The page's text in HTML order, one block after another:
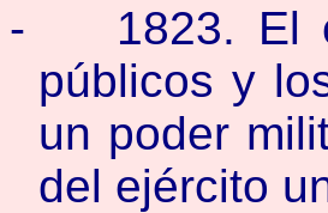
- 1823. El
públicos y
un poder
del ejército